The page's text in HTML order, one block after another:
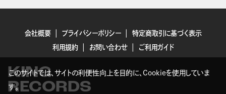
会社概要 プライバシーポリシー
特定商取引に基づく表示
利用規約
お問い合わせ ご利用ガイド
KING
RECORDS
このサイトでは、サイトの利便性向上を目的に、Cookieを使用していま
す。